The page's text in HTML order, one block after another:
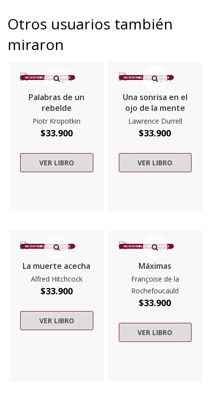
Otros usuarios también
miraron
NO DISPONIBLE TEMPORALMENTE
Palabras de un
rebelde
Piotr Kropotkin
$33.900
VER LIBRO
NO DISPONIBLE TEMPORALMENTE
Una sonrisa en el
ojo de la mente
Lawrence Durrell
$33.900
VER LIBRO
NO DISPONIBLE TEMPORALMENTE
La muerte acecha
Alfred Hitchcock
$33.900
VER LIBRO
NO DISPONIBLE TEMPORALMENTE
Máximas
Françoise de la
Rochefoucauld
$33.900
VER LIBRO